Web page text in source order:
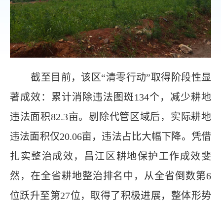
截至目前，该区“清零行动”取得阶段性显
著成效：累计消除违法图斑134个，减少耕地
违法面积82.3亩。剔除代管区域后，实际耕地
违法面积仅20.06亩，违法占比大幅下降。凭借
扎实整治成效，昌江区耕地保护工作成效斐
然，在全省耕地整治排名中，从全省倒数第6
位跃升至第27位，取得了积极进展，整体形势